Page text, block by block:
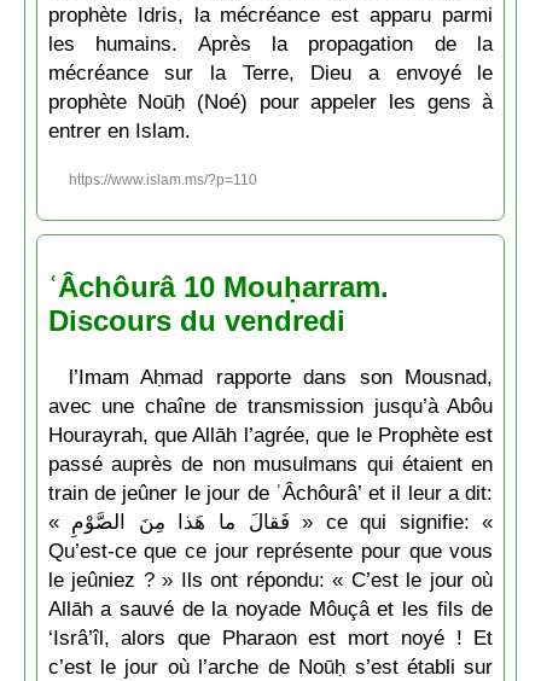
prophète Idris, la mécréance est apparu parmi
les humains. Après la propagation de la
mécréance sur la Terre, Dieu a envoyé le
prophète Noūḥ (Noé) pour appeler les gens à
entrer en Islam.
https://www.islam.ms/?p=110
ʿÂchôurâ 10 Mouḥarram.
Discours du vendredi
l’Imam Aḥmad rapporte dans son Mousnad,
avec une chaîne de transmission jusqu’à Abôu
Hourayrah, que Allāh l’agrée, que le Prophète est
passé auprès de non musulmans qui étaient en
train de jeûner le jour de ʿÂchôurâ’ et il leur a dit:
« فَقالَ ما هَذا مِنَ الصَّوْمِ » ce qui signifie: «
Qu’est-ce que ce jour représente pour que vous
le jeûniez ? » Ils ont répondu: « C’est le jour où
Allāh a sauvé de la noyade Môuçâ et les fils de
‘Isrâ’îl, alors que Pharaon est mort noyé ! Et
c’est le jour où l’arche de Noūḥ s’est établi sur